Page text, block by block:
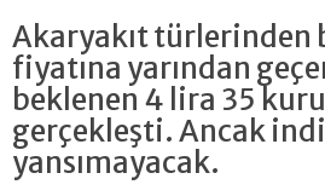
Akaryakıt türlerinden
fiyatına yarından
beklenen 4 lira 35
gerçekleşti. Ancak
yansımayacak.